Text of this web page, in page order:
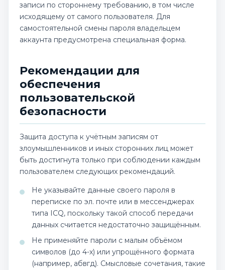
записи по стороннему требованию, в том числе
исходящему от самого пользователя. Для
самостоятельной смены пароля владельцем
аккаунта предусмотрена специальная форма.
Рекомендации для
обеспечения
пользовательской
безопасности
Защита доступа к учётным записям от
злоумышленников и иных сторонних лиц может
быть достигнута только при соблюдении каждым
пользователем следующих рекомендаций.
Не указывайте данные своего пароля в
переписке по эл. почте или в мессенджерах
типа ICQ, поскольку такой способ передачи
данных считается недостаточно защищённым.
Не применяйте пароли с малым объёмом
символов (до 4-х) или упрощённого формата
(например, абвгд). Смысловые сочетания, такие